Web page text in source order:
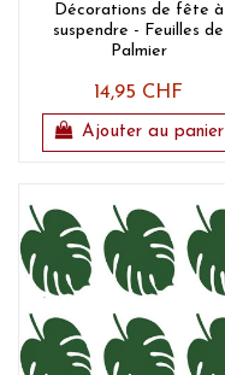
Décorations de fête à
suspendre - Feuilles de
Palmier
14,95 CHF
Ajouter au panier